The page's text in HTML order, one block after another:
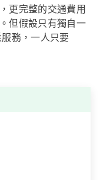
更完整的交通費用
但假設只有獨自一
務，一人只要